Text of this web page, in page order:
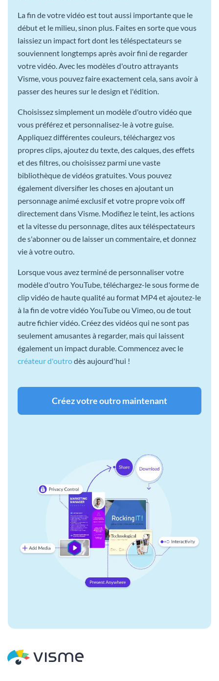
La fin de votre vidéo est tout aussi importante que le
début et le milieu, sinon plus. Faites en sorte que vous
laissiez un impact fort dont les téléspectateurs se
souviennent longtemps après avoir fini de regarder
votre vidéo. Avec les modèles d'outro attrayants
Visme, vous pouvez faire exactement cela, sans avoir à
passer des heures sur le design et l'édition.
Choisissez simplement un modèle d'outro vidéo que
vous préférez et personnalisez-le à votre guise.
Appliquez différentes couleurs, téléchargez vos
propres clips, ajoutez du texte, des calques, des effets
et des filtres, ou choisissez parmi une vaste
bibliothèque de vidéos gratuites. Vous pouvez
également diversifier les choses en ajoutant un
personnage animé exclusif et votre propre voix off
directement dans Visme. Modifiez le teint, les actions
et la vitesse du personnage, dites aux téléspectateurs
de s'abonner ou de laisser un commentaire, et donnez
vie à votre outro.
Lorsque vous avez terminé de personnaliser votre
modèle d'outro YouTube, téléchargez-le sous forme de
clip vidéo de haute qualité au format MP4 et ajoutez-le
à la fin de votre vidéo YouTube ou Vimeo, ou de tout
autre fichier vidéo. Créez des vidéos qui ne sont pas
seulement amusantes à regarder, mais qui laissent
également un impact durable. Commencez avec le
créateur d'outrodès aujourd'hui !
Créez votre outro maintenant